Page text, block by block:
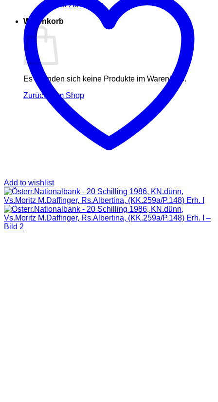
Zurück zum Shop
Warenkorb
Es befinden sich keine Produkte im Warenkorb.
Zurück zum Shop
Add to wishlist